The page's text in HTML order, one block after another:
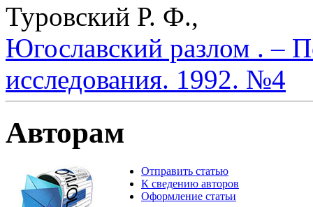
Туровский Р. Ф.,
Югославский разлом . –
исследования. 1992. №4
Авторам
Отправить статью
К сведению авторов
Оформление статьи